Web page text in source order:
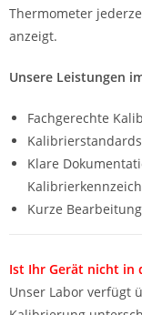
Thermometer
anzeigt.
Unsere Leistungen
Fachgerechte
Klare
Kurze
Ist Ihr Gerät nicht in
Unser Labor verfügt